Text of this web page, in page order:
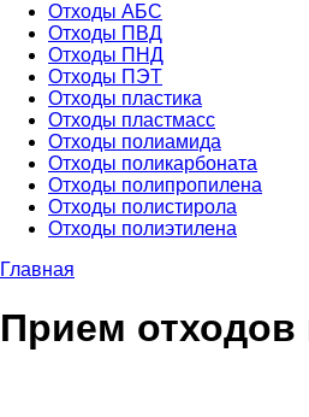
Отходы АБС
Отходы ПВД
Отходы ПНД
Отходы ПЭТ
Отходы пластика
Отходы пластмасс
Отходы полиамида
Отходы поликарбоната
Отходы полипропилена
Отходы полистирола
Отходы полиэтилена
Главная
Прием отходов